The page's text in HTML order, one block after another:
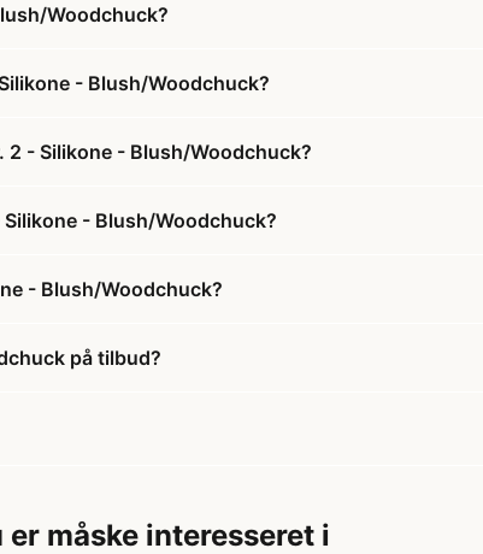
Woodchuck?
- Blush/Woodchuck?
2 - Silikone - Blush/Woodchuck?
- Blush/Woodchuck?
- Blush/Woodchuck?
på tilbud?
er måske interesseret i